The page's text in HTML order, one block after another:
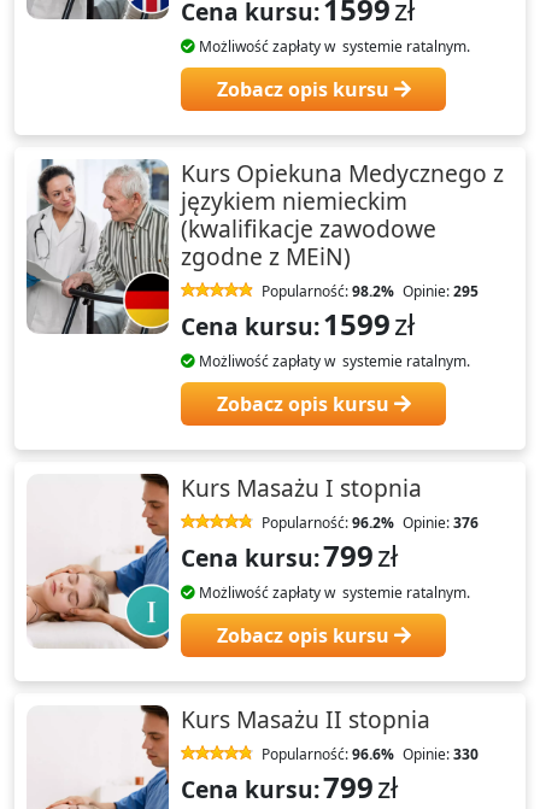
Cena kursu:1599zł
Możliwość zapłaty w systemie ratalnym.
Zobacz opis kursu
Kurs Opiekuna Medycznego z
językiem niemieckim
(kwalifikacje zawodowe
zgodne z MEiN)
Popularność:98.2% Opinie:295
Cena kursu:1599zł
Możliwość zapłaty w systemie ratalnym.
Zobacz opis kursu
Kurs Masażu I stopnia
Popularność:96.2% Opinie:376
Cena kursu:799zł
Możliwość zapłaty w systemie ratalnym.
Zobacz opis kursu
Kurs Masażu II stopnia
Popularność:96.6% Opinie:330
Cena kursu:799zł